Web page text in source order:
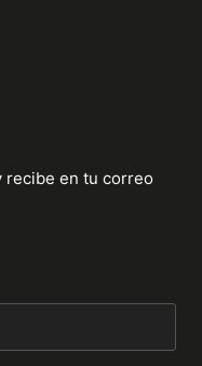
recibe en tu correo